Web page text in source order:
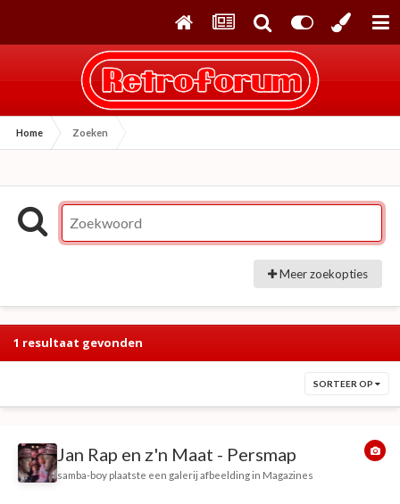
Home Zoeken
Meer zoekopties
1 resultaat gevonden
SORTEER OP
Jan Rap en z'n Maat - Persmap
samba-boy plaatste een galerij afbeelding in Magazines